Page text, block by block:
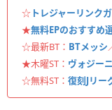
☆ トレジャーリンク
★無料EPのおすすめ
☆最新BT： BTメッシ
★木曜ST： ヴォジー
☆無料ST： 復刻Jリー